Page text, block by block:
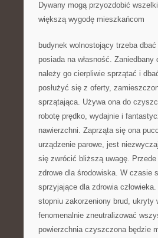
Dywany mogą przyozdobić
większą wygodę mieszkańcom
budynek wolnostojący trzeba
posiada na własność.
należy go cierpliwie sprzątać i
posłużyć się z oferty,
sprzątająca. Używa ona do
robotę prędko, wydajnie i
nawierzchni. Zaprząta się ona
urządzenie parowe, jest
się zwrócić bliższą uwagę.
zdrowe dla środowiska. W czasie
sprzyjające dla zdrowia
stopniu zakorzeniony brud, ukryty
fenomenalnie zneutralizować
powierzchnia czyszczona będzie